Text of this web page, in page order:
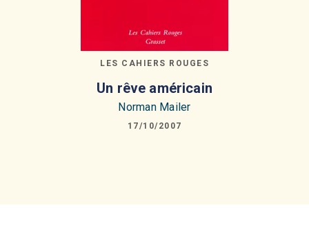
LES CAHIERS ROUGES
Un rêve américain
Norman Mailer
17/10/2007